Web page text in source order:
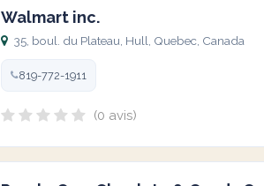
Walmart inc.
35, boul. du Plateau, Hull, Quebec, Canada
819-772-1911
(0 avis)